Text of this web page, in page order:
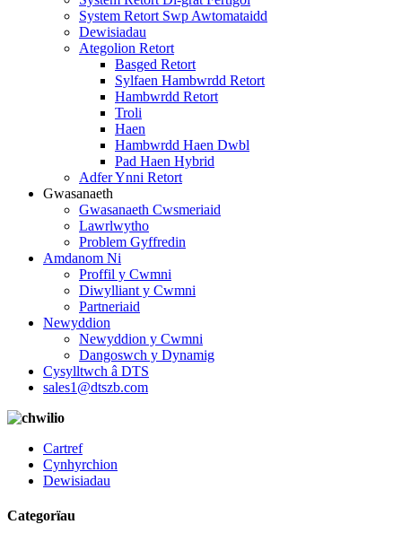
System Retort Swp Awtomataidd
Dewisiadau
Ategolion Retort
Basged Retort
Sylfaen Hambwrdd Retort
Hambwrdd Retort
Troli
Haen
Hambwrdd Haen Dwbl
Pad Haen Hybrid
Adfer Ynni Retort
Gwasanaeth
Gwasanaeth Cwsmeriaid
Lawrlwytho
Problem Gyffredin
Amdanom Ni
Proffil y Cwmni
Diwylliant y Cwmni
Partneriaid
Newyddion
Newyddion y Cwmni
Dangoswch y Dynamig
Cysylltwch â DTS
sales1@dtszb.com
Cartref
Cynhyrchion
Dewisiadau
Categorïau